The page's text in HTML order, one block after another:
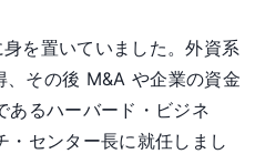
を置いていました。外資系
その後 M&A や企業の資金
あるハーバード・ビジネ
・センター長に就任しまし